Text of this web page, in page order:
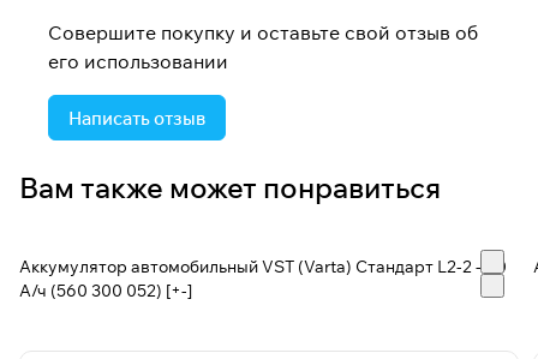
Совершите покупку и оставьте свой отзыв об
его использовании
Написать отзыв
Вам также может понравиться
Аккумулятор автомобильный VST (Varta) Стандарт L2-2 - 60
А/ч (560 300 052) [+-]